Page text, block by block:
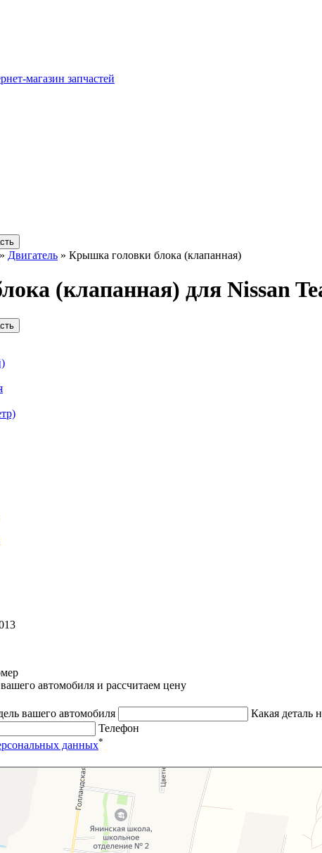
магазин запчастей
» Двигатель » Крышка головки блока (клапанная)
(клапанная) для Nissan
автомобиля и рассчитаем цену
вашего автомобиля Какая деталь
Телефон
данных*